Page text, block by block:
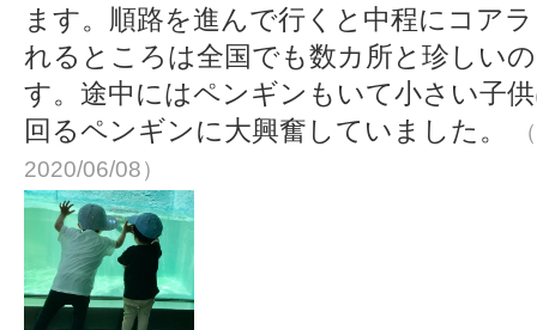
ます。順路を進んで行くと中程にコア
れるところは全国でも数カ所と珍しい
す。途中にはペンギンもいて小さい子
回るペンギンに大興奮していました。
2020/06/08）